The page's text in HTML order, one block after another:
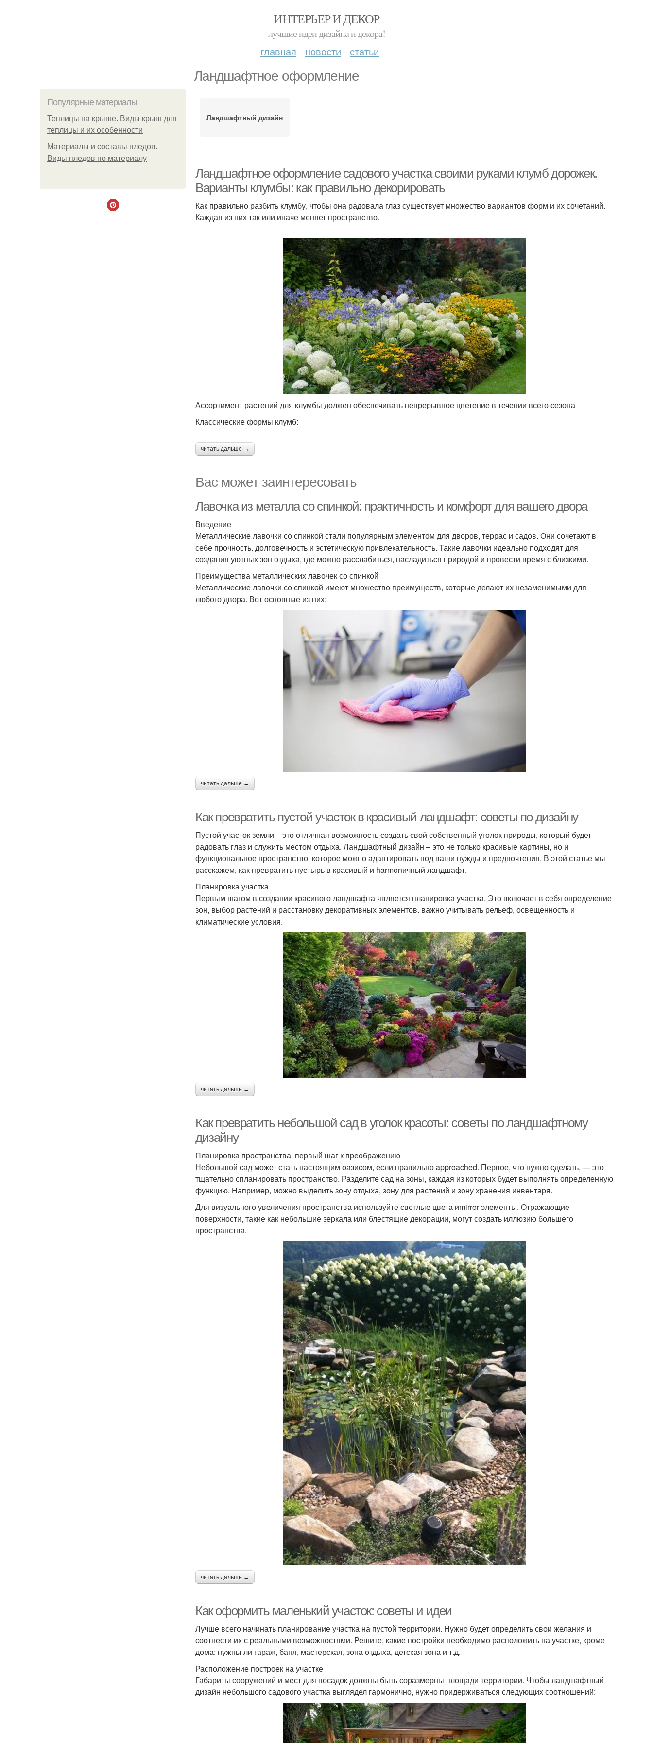
ИНТЕРЬЕР И ДЕКОР
лучшие идеи дизайна и декора!
главная новости статьи
Ландшафтное оформление
Популярные материалы
Теплицы на крыше. Виды крыш для
теплицы и их особенности
Материалы и составы пледов.
Виды пледов по материалу
Ландшафтный дизайн
Ландшафтное оформление садового участка своими руками клумб дорожек.
Варианты клумбы: как правильно декорировать
Как правильно разбить клумбу, чтобы она радовала глаз существует множество вариантов форм и их сочетаний.
Каждая из них так или иначе меняет пространство.
Ассортимент растений для клумбы должен обеспечивать непрерывное цветение в течении всего сезона
Классические формы клумб:
читать дальше →
Вас может заинтересовать
Лавочка из металла со спинкой: практичность и комфорт для вашего двора
Введение
Металлические лавочки со спинкой стали популярным элементом для дворов, террас и садов. Они сочетают в
себе прочность, долговечность и эстетическую привлекательность. Такие лавочки идеально подходят для
создания уютных зон отдыха, где можно расслабиться, насладиться природой и провести время с близкими.
Преимущества металлических лавочек со спинкой
Металлические лавочки со спинкой имеют множество преимуществ, которые делают их незаменимыми для
любого двора. Вот основные из них:
читать дальше →
Как превратить пустой участок в красивый ландшафт: советы по дизайну
Пустой участок земли – это отличная возможность создать свой собственный уголок природы, который будет
радовать глаз и служить местом отдыха. Ландшафтный дизайн – это не только красивые картины, но и
функциональное пространство, которое можно адаптировать под ваши нужды и предпочтения. В этой статье мы
расскажем, как превратить пустырь в красивый и harmonичный ландшафт.
Планировка участка
Первым шагом в создании красивого ландшафта является планировка участка. Это включает в себя определение
зон, выбор растений и расстановку декоративных элементов. важно учитывать рельеф, освещенность и
климатические условия.
читать дальше →
Как превратить небольшой сад в уголок красоты: советы по ландшафтному
дизайну
Планировка пространства: первый шаг к преображению
Небольшой сад может стать настоящим оазисом, если правильно approached. Первое, что нужно сделать, — это
тщательно спланировать пространство. Разделите сад на зоны, каждая из которых будет выполнять определенную
функцию. Например, можно выделить зону отдыха, зону для растений и зону хранения инвентаря.
Для визуального увеличения пространства используйте светлые цвета иmirror элементы. Отражающие
поверхности, такие как небольшие зеркала или блестящие декорации, могут создать иллюзию большего
пространства.
читать дальше →
Как оформить маленький участок: советы и идеи
Лучше всего начинать планирование участка на пустой территории. Нужно будет определить свои желания и
соотнести их с реальными возможностями. Решите, какие постройки необходимо расположить на участке, кроме
дома: нужны ли гараж, баня, мастерская, зона отдыха, детская зона и т.д.
Расположение построек на участке
Габариты сооружений и мест для посадок должны быть соразмерны площади территории. Чтобы ландшафтный
дизайн небольшого садового участка выглядел гармонично, нужно придерживаться следующих соотношений: